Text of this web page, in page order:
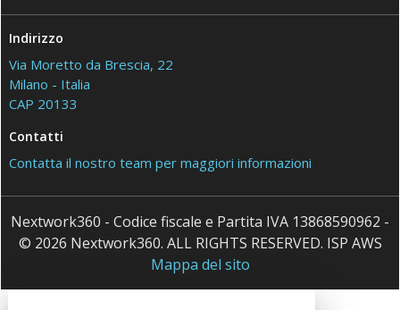
Indirizzo
Via Moretto da Brescia, 22
Milano - Italia
CAP 20133
Contatti
Contatta il nostro team per maggiori informazioni
Nextwork360 - Codice fiscale e Partita IVA 13868590962 -
© 2026 Nextwork360. ALL RIGHTS RESERVED. ISP AWS
Mappa del sito